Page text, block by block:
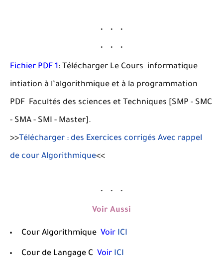
Fichier PDF 1: Télécharger Le Cours informatique
intiation à l’algorithmique et à la programmation
PDF Facultés des sciences et Techniques [SMP - SMC
- SMA - SMI - Master].
>>Télécharger : des Exercices corrigés Avec rappel
de cour Algorithmique<<
Voir Aussi
Cour Algorithmique Voir ICI
Cour de Langage C Voir ICI